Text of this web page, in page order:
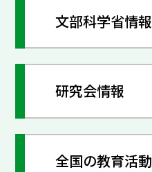
文部科学省情報
研究会情報
全国の教育活動